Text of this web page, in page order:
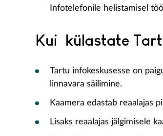
Infotelefonile helistamisel
Kui külastate
Tartu infokeskusesse on
linnavara säilimine.
Kaamera edastab reaalajas
Lisaks reaalajas jälgimisele